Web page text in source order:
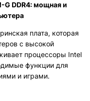
G DDR4: мощная и
плата, которая
с высокой
процессоры Intel
функции для
и играми.